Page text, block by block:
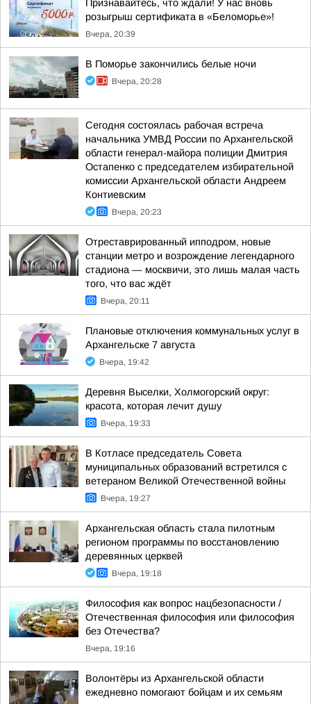
Признавайтесь, что ждали! У нас вновь
розыгрыш сертификата в «Беломорье»!
Вчера, 20:39
В Поморье закончились белые ночи
Вчера, 20:28
Сегодня состоялась рабочая встреча
начальника УМВД России по Архангельской
области генерал-майора полиции Дмитрия
Остапенко с председателем избирательной
комиссии Архангельской области Андреем
Контиевским
Вчера, 20:23
Отреставрированный ипподром, новые
станции метро и возрождение легендарного
стадиона — москвичи, это лишь малая часть
того, что вас ждёт
Вчера, 20:11
Плановые отключения коммунальных услуг в
Архангельске 7 августа
Вчера, 19:42
Деревня Выселки, Холмогорский округ:
красота, которая лечит душу
Вчера, 19:33
В Котласе председатель Совета
муниципальных образований встретился с
ветераном Великой Отечественной войны
Вчера, 19:27
Архангельская область стала пилотным
регионом программы по восстановлению
деревянных церквей
Вчера, 19:18
Философия как вопрос нацбезопасности /
Отечественная философия или философия
без Отечества?
Вчера, 19:16
Волонтёры из Архангельской области
ежедневно помогают бойцам и их семьям